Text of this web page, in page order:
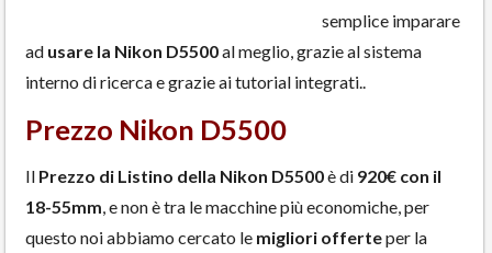
semplice imparare
ad usare la Nikon D5500al meglio, grazie al sistema
interno di ricerca e grazie ai tutorial integrati..
Prezzo Nikon D5500
Il Prezzo di Listino della Nikon D5500è di 920€ con il
18-55mm, e non è tra le macchine più economiche, per
questo noi abbiamo cercato le migliori offerteper la